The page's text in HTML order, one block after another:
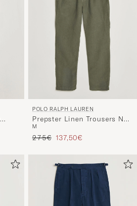
POLO RALPH LAUREN
Prepster Linen Trousers New
Olive
M
Regulärer Preis
275€ Reduzierter Preis
137,50€